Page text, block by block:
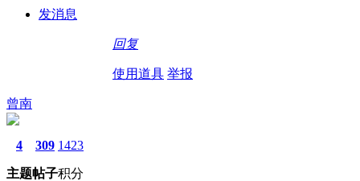
发消息
回复
使用道具 举报
曾南
4
主题
309
帖子
1423
积分